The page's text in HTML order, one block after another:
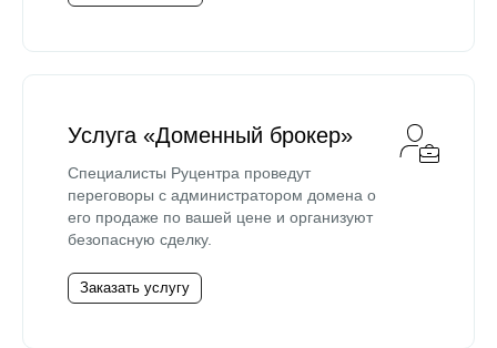
Услуга «Доменный брокер»
Специалисты Руцентра проведут
переговоры с администратором домена о
его продаже по вашей цене и организуют
безопасную сделку.
Заказать услугу